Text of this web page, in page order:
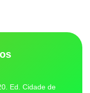
Ed. Cidade de